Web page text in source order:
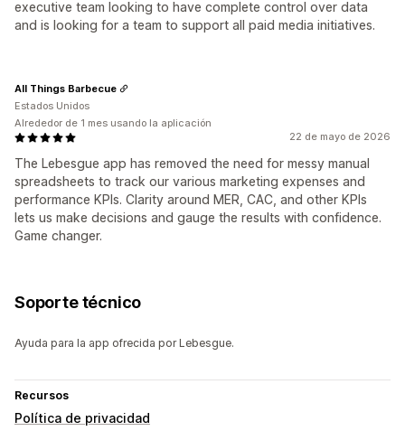
executive team looking to have complete control over data
and is looking for a team to support all paid media initiatives.
22 de mayo de 2026
The Lebesgue app has removed the need for messy manual
spreadsheets to track our various marketing expenses and
performance KPIs. Clarity around MER, CAC, and other KPIs
lets us make decisions and gauge the results with confidence.
Game changer.
All Things Barbecue
Estados Unidos
Alrededor de 1 mes usando la aplicación
Soporte técnico
Ayuda para la app ofrecida por Lebesgue.
Recursos
Política de privacidad